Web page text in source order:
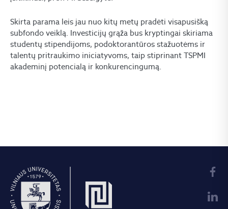
Skirta parama leis jau nuo kitų metų pradėti visapusišką
subfondo veiklą. Investicijų grąža bus kryptingai skiriama
studentų stipendijoms, podoktorantūros stažuotėms ir
talentų pritraukimo iniciatyvoms, taip stiprinant TSPMI
akademinį potencialą ir konkurencingumą.